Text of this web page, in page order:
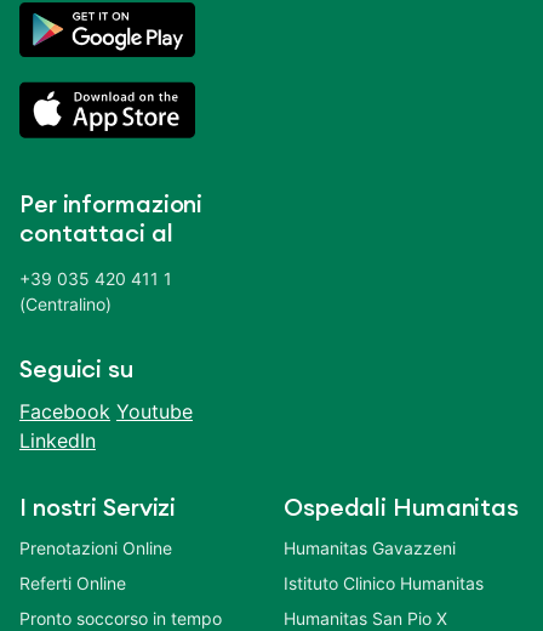
Per informazioni
contattaci al
+39 035 420 411 1
(Centralino)
Seguici su
Facebook Youtube
LinkedIn
I nostri Servizi
Prenotazioni Online
Referti Online
Pronto soccorso in tempo
Ospedali Humanitas
Humanitas Gavazzeni
Istituto Clinico Humanitas
Humanitas San Pio X